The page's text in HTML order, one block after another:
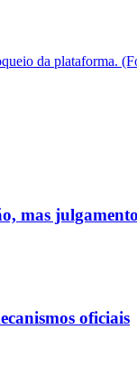
mas
oficiais